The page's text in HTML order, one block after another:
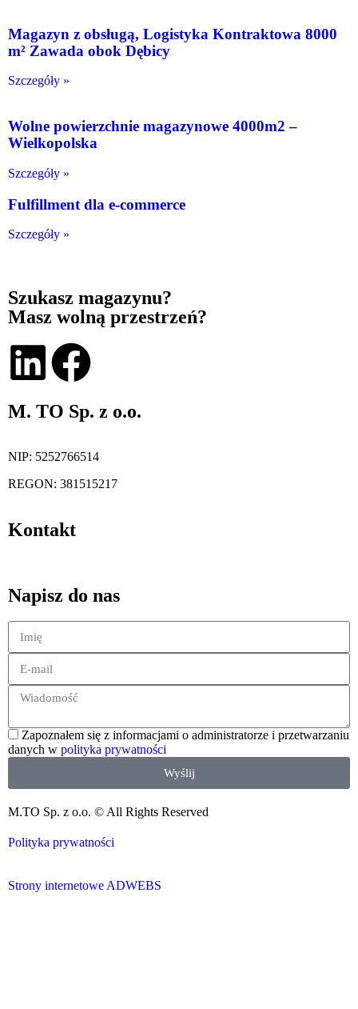
Magazyn z obsługą, Logistyka Kontraktowa 8000
m² Zawada obok Dębicy
Szczegóły »
Wolne powierzchnie magazynowe 4000m2 –
Wielkopolska
Szczegóły »
Fulfillment dla e-commerce
Szczegóły »
Szukasz magazynu?
Masz wolną przestrzeń?
M. TO Sp. z o.o.
NIP: 5252766514
REGON: 381515217
Kontakt
Napisz do nas
Zapoznałem się z informacjami o administratorze i przetwarzaniu
danych w polityka prywatności
Wyślij
M.TO Sp. z o.o. © All Rights Reserved
Polityka prywatności
Strony internetowe ADWEBS